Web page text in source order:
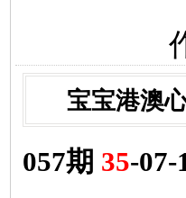
宝宝港澳
057期 35-07-